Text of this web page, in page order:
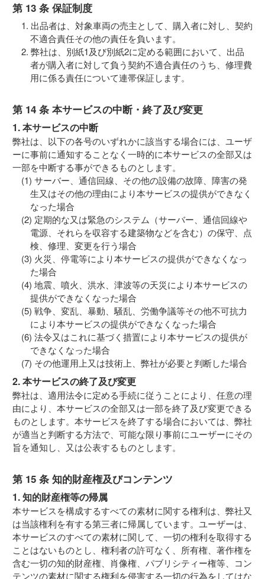
第 13 条 保証制度
出品者は、対象車両の売主として、購入者に対し、契約
不適合責任その他の責任を負います。
弊社は、別紙1及び別紙2に定める範囲において、出品
者が購入者に対して負う契約不適合責任のうち、修理費
用に係る責任について連帯保証します。
第 14 条 本サービスの中断・終了及び変更
1. 本サービスの中断
弊社は、以下の各号のいずれかに該当する場合には、ユーザ
ーに事前に通知することなく一時的に本サービスの全部又は
一部を中断する事ができるものとします。
サーバー、通信回線、その他の設備の故障、障害の発
生又はその他の理由により本サービスの提供ができなく
なった場合
定期的な又は緊急のシステム（サーバー、通信回線や
電源、それらを収容する建築物などを含む）の保守、点
検、修理、変更を行う場合
火災、停電等により本サービスの提供ができなくなっ
た場合
地震、噴火、洪水、津波等の天災により本サービスの
提供ができなくなった場合
戦争、変乱、暴動、騒乱、労働争議等その他不可抗力
により本サービスの提供ができなくなった場合
法令又はこれに基づく措置により本サービスの提供が
できなくなった場合
その他運用上又は技術上、弊社が必要と判断した場合
2. 本サービスの終了及び変更
弊社は、適用法令に定める手続に従うことにより、任意の理
由により、本サービスの全部又は一部を終了及び変更できる
ものとします。本サービスを終了する場合においては、弊社
が適当と判断する方法で、可能な限り事前にユーザーにその
旨を通知し、又は公表するものとします。
第 15 条 知的財産権及びコンテンツ
1. 知的財産権等の帰属
本サービスを構成するすべての素材に関する権利は、弊社又
は当該権利を有する第三者に帰属しています。ユーザーは、
本サービスのすべての素材に関して、一切の権利を取得する
ことはないものとし、権利者の許可なく、所有権、著作権を
含む一切の知的財産権、肖像権、パブリシティー権等、コン
テンツの素材に関する権利を侵害する一切の行為をしてはな